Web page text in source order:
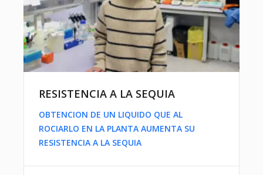
RESISTENCIA A LA SEQUIA
OBTENCION DE UN LIQUIDO QUE AL
ROCIARLO EN LA PLANTA AUMENTA SU
RESISTENCIA A LA SEQUIA